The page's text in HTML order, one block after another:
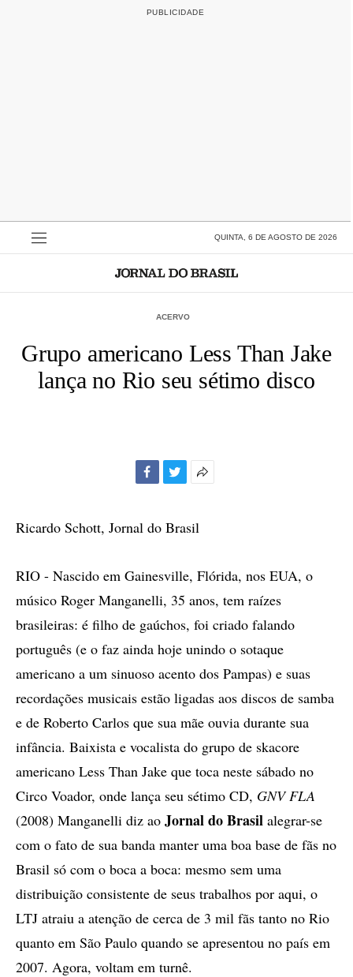
QUINTA, 6 DE AGOSTO DE 2026
ACERVO
Grupo americano Less Than Jake
lança no Rio seu sétimo disco
compartilhamento
Ricardo Schott, Jornal do Brasil
RIO - Nascido em Gainesville, Flórida, nos EUA, o
músico Roger Manganelli, 35 anos, tem raízes
brasileiras: é filho de gaúchos, foi criado falando
português (e o faz ainda hoje unindo o sotaque
americano a um sinuoso acento dos Pampas) e suas
recordações musicais estão ligadas aos discos de samba
e de Roberto Carlos que sua mãe ouvia durante sua
infância. Baixista e vocalista do grupo de skacore
americano Less Than Jake que toca neste sábado no
Circo Voador, onde lança seu sétimo CD, GNV FLA
(2008) Manganelli diz ao Jornal do Brasil alegrar-se
com o fato de sua banda manter uma boa base de fãs no
Brasil só com o boca a boca: mesmo sem uma
distribuição consistente de seus trabalhos por aqui, o
LTJ atraiu a atenção de cerca de 3 mil fãs tanto no Rio
quanto em São Paulo quando se apresentou no país em
2007. Agora, voltam em turnê.